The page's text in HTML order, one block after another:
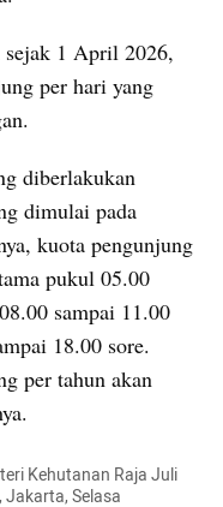
1 April 2026,
per hari yang
diberlakukan
dimulai pada
kuota pengunjung
pukul 05.00
sampai 11.00
18.00 sore.
per tahun akan
Kehutanan Raja Juli
Jakarta, Selasa